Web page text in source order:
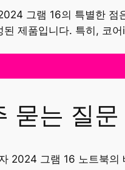
그램 16의 특별한 점
된 제품입니다. 특히, 코
묻는 질
2024 그램 16 노트북의